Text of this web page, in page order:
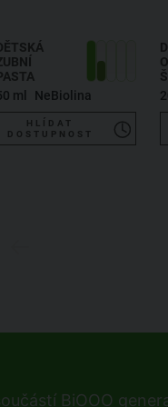
ml
NeBiolina
HLÍDAT
DOSTUPNOST
BiOOO